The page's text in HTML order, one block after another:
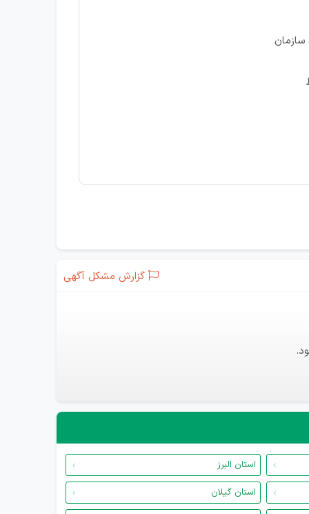
گزارش مشکل آگهی
استان البرز
استان گیلان